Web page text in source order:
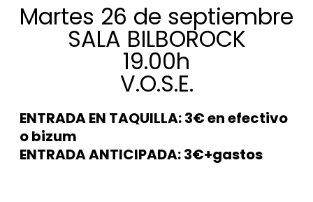
Martes 26 de septiembre
SALA BILBOROCK
19.00h
V.O.S.E.
ENTRADA EN TAQUILLA: 3€ en efectivo
o bizum
ENTRADA ANTICIPADA: 3€+gastos